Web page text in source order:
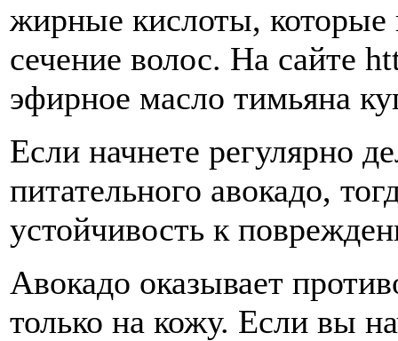
жирные кислоты, которые
сечение волос. На сайте
эфирное масло тимьяна
Если начнете регулярно
питательного авокадо,
устойчивость к
Авокадо оказывает
только на кожу. Если вы